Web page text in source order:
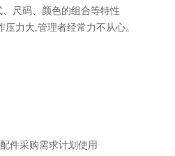
尺码、颜色的组合等特性
力大,管理者经常力不从心。
件采购需求计划使用